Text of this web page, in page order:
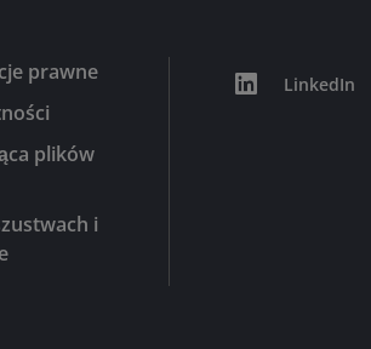
prawne
plików
i
LinkedIn